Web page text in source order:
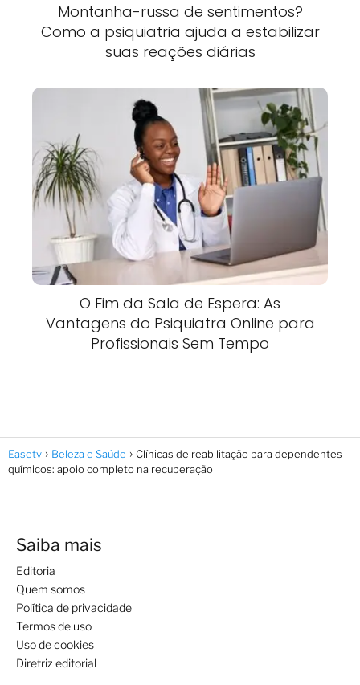
Montanha-russa de sentimentos?
Como a psiquiatria ajuda a estabilizar
suas reações diárias
O Fim da Sala de Espera: As
Vantagens do Psiquiatra Online para
Profissionais Sem Tempo
Easetv Beleza e Saúde
Clínicas de reabilitação para dependentes
químicos: apoio completo na recuperação
Saiba mais
Editoria
Quem somos
Política de privacidade
Termos de uso
Uso de cookies
Diretriz editorial